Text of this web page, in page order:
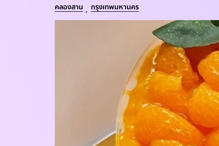
คลองสาน กรุงเทพมหานคร